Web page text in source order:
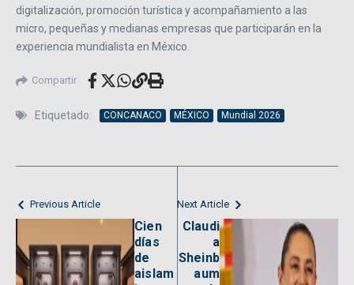
digitalización, promoción turística y acompañamiento a las
micro, pequeñas y medianas empresas que participarán en la
experiencia mundialista en México.
Compartir
Etiquetado: CONCANACO MÉXICO Mundial 2026
Previous Article
Cien
días
de
aislam
Next Article
Claudi
a
Sheinb
aum